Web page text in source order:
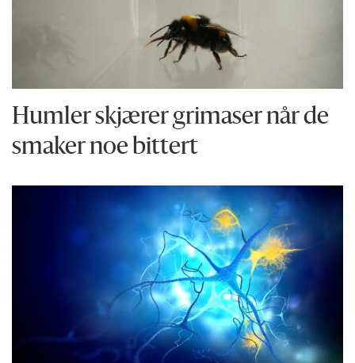
Humler skjærer grimaser når de
smaker noe bittert